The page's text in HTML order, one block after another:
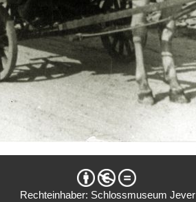
Rechteinhaber: Schlossmuseum Jever